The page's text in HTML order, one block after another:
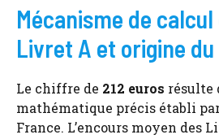
Mécanisme de
Livret A et origine
Le chiffre de 212 euros résulte
mathématique précis établi
France. L’encours moyen des